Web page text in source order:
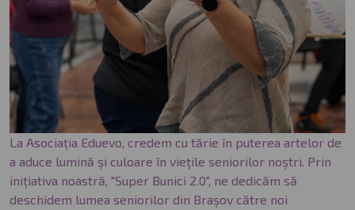
La Asociația Eduevo, credem cu tărie în puterea artelor de
a aduce lumină și culoare în viețile seniorilor noștri. Prin
inițiativa noastră, "Super Bunici 2.0", ne dedicăm să
deschidem lumea seniorilor din Brașov către noi